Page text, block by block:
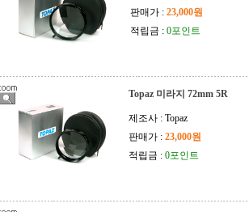
판매가 : 23,000원
적립금 : 0포인트
Topaz 미라지 72mm 5R
제조사 : Topaz
판매가 : 23,000원
적립금 : 0포인트